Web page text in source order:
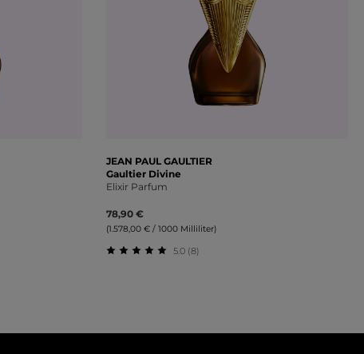
von 5 von 5 Sternen
JEAN PAUL GAULTIER
Gaultier Divine
Elixir Parfum
78,90 €
(1.578,00 € / 1000 Milliliter)
5.0 (8)